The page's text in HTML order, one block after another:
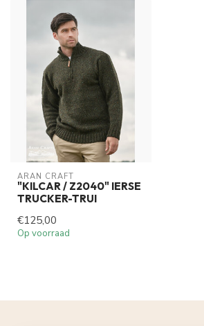
ARAN CRAFT
"KILCAR / Z2040" IERSE
TRUCKER-TRUI
€125,00
Op voorraad